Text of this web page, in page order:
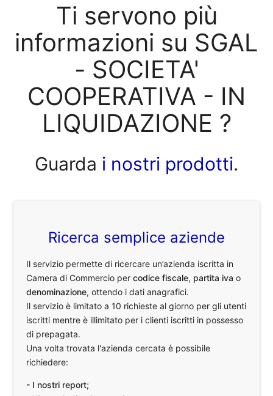
Ti servono più
informazioni su SGAL
- SOCIETA'
COOPERATIVA - IN
LIQUIDAZIONE ?
Guarda i nostri prodotti.
Ricerca semplice aziende
Il servizio permette di ricercare un’azienda iscritta in
Camera di Commercio percodice fiscale, partita iva o
denominazione, ottendo i dati anagrafici.
Il servizio è limitato a 10 richieste al giorno per gli utenti
iscritti mentre è illimitato per i clienti iscritti in possesso
di prepagata.
Una volta trovata l'azienda cercata è possibile
richiedere:
- I nostri report;